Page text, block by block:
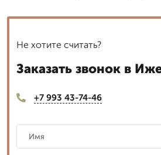
Не хотите считать?
Заказать звонок в
+7 993 43-74-46